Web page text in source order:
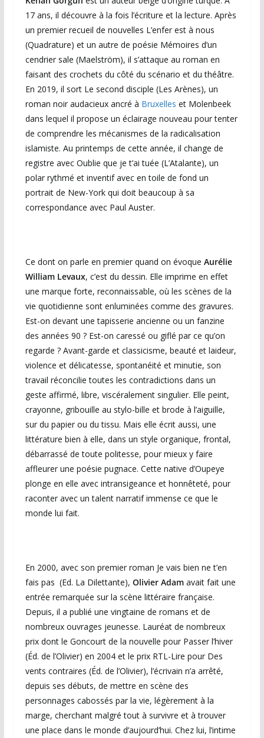
17 ans, il découvre à la fois l’écriture et la lecture. Après
un premier recueil de nouvelles L’enfer est à nous
(Quadrature) et un autre de poésie Mémoires d’un
cendrier sale (Maelström), il s’attaque au roman en
faisant des crochets du côté du scénario et du théâtre.
En 2019, il sort Le second disciple (Les Arènes), un
roman noir audacieux ancré à Bruxelles et Molenbeek
dans lequel il propose un éclairage nouveau pour tenter
de comprendre les mécanismes de la radicalisation
islamiste. Au printemps de cette année, il change de
registre avec Oublie que je t’ai tuée (L’Atalante), un
polar rythmé et inventif avec en toile de fond un
portrait de New-York qui doit beaucoup à sa
correspondance avec Paul Auster.
Ce dont on parle en premier quand on évoque Aurélie
William Levaux, c’est du dessin. Elle imprime en effet
une marque forte, reconnaissable, où les scènes de la
vie quotidienne sont enluminées comme des gravures.
Est-on devant une tapisserie ancienne ou un fanzine
des années 90 ? Est-on caressé ou giflé par ce qu’on
regarde ? Avant-garde et classicisme, beauté et laideur,
violence et délicatesse, spontanéité et minutie, son
travail réconcilie toutes les contradictions dans un
geste affirmé, libre, viscéralement singulier. Elle peint,
crayonne, gribouille au stylo-bille et brode à l’aiguille,
sur du papier ou du tissu. Mais elle écrit aussi, une
littérature bien à elle, dans un style organique, frontal,
débarrassé de toute politesse, pour mieux y faire
affleurer une poésie pugnace. Cette native d’Oupeye
plonge en elle avec intransigeance et honnêteté, pour
raconter avec un talent narratif immense ce que le
monde lui fait.
En 2000, avec son premier roman Je vais bien ne t’en
fais pas (Ed. La Dilettante), Olivier Adamavait fait une
entrée remarquée sur la scène littéraire française.
Depuis, il a publié une vingtaine de romans et de
nombreux ouvrages jeunesse. Lauréat de nombreux
prix dont le Goncourt de la nouvelle pour Passer l’hiver
(Éd. de l’Olivier) en 2004 et le prix RTL-Lire pour Des
vents contraires (Éd. de l’Olivier), l’écrivain n’a arrêté,
depuis ses débuts, de mettre en scène des
personnages cabossés par la vie, légèrement à la
marge, cherchant malgré tout à survivre et à trouver
une place dans le monde d’aujourd’hui. Chez lui, l’intime